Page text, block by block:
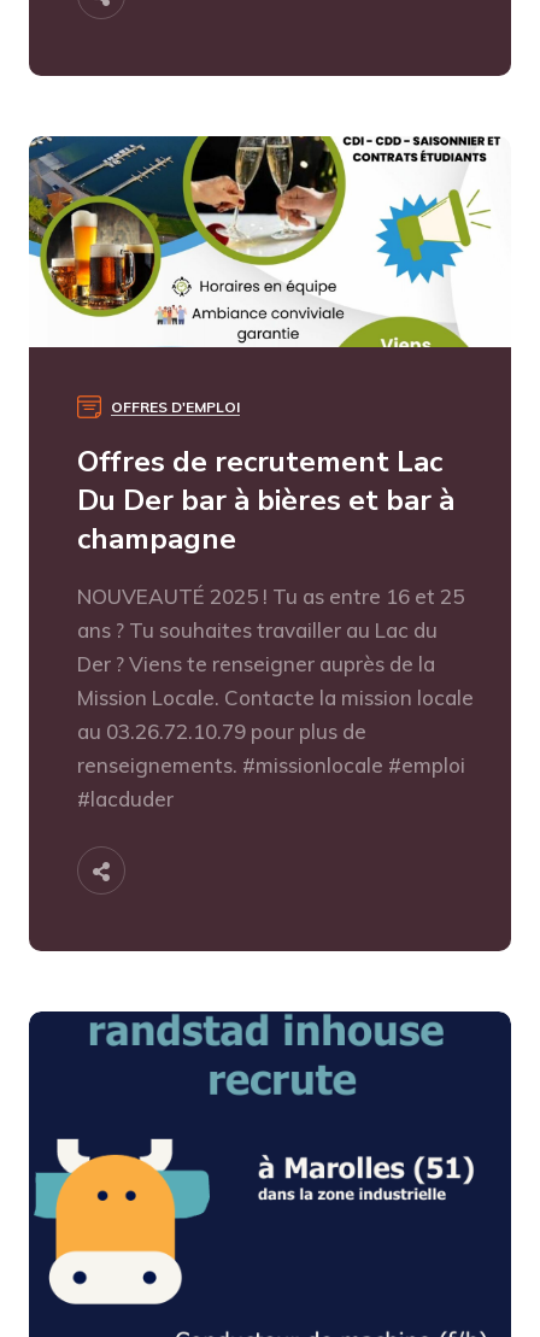
OFFRES D'EMPLOI
Offres de recrutement Lac
Du Der bar à bières et bar à
champagne
NOUVEAUTÉ 2025 ! Tu as entre 16 et 25
ans ? Tu souhaites travailler au Lac du
Der ? Viens te renseigner auprès de la
Mission Locale. Contacte la mission locale
au 03.26.72.10.79 pour plus de
renseignements. #missionlocale #emploi
#lacduder